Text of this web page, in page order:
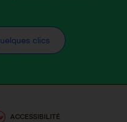
clics
ACCESSIBILITÉ